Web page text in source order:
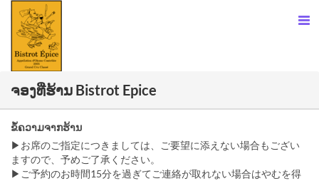
ຈອງທີ່ຮ້ານ Bistrot Epice
ຂໍ້ຄວາມຈາກຮ້ານ
▶お席のご指定につきましては、ご要望に添えない場合もござい
ますので、予めご了承ください。
▶ご予約のお時間15分を過ぎてご連絡が取れない場合はやむを得